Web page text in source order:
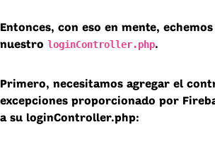
Entonces, con eso en mente,
nuestro loginController.php.
Primero, necesitamos agregar el
excepciones proporcionado por
a su loginController.php: